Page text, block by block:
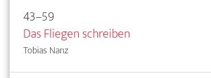
43–59
Das Fliegen schreiben
Tobias Nanz